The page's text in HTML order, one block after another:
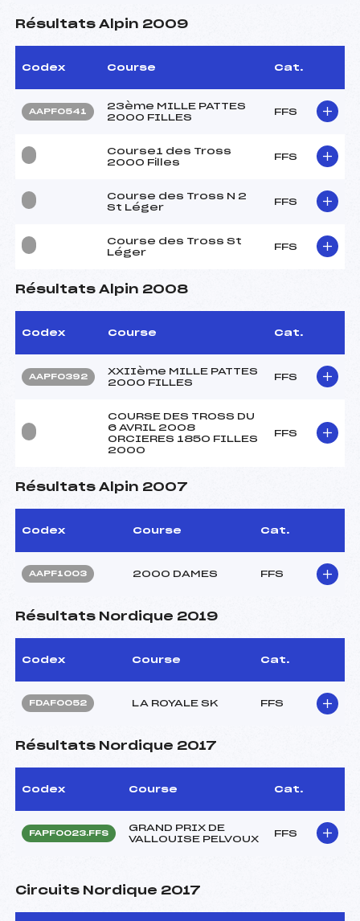
Résultats Alpin 2009
Codex Course Cat.
AAPF0541
23ème MILLE PATTES
2000 FILLES
FFS
Course1 des Tross
2000 Filles
FFS
Course des Tross N 2
St Léger
FFS
Course des Tross St
Léger
FFS
Résultats Alpin 2008
Codex Course Cat.
AAPF0392
XXIIème MILLE PATTES
2000 FILLES
FFS
COURSE DES TROSS DU
6 AVRIL 2008
ORCIERES 1850 FILLES
2000
FFS
Résultats Alpin 2007
Codex Course Cat.
AAPF1003 2000 DAMES FFS
Résultats Nordique 2019
Codex Course Cat.
FDAF0052 LA ROYALE SK FFS
Résultats Nordique 2017
Codex Course Cat.
FAPF0023.FFS
GRAND PRIX DE
VALLOUISE PELVOUX
FFS
Circuits Nordique 2017